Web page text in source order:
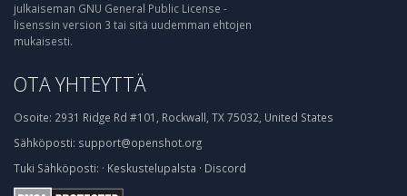
julkaiseman GNU General Public License -
lisenssin version 3 tai sitä uudemman ehtojen
mukaisesti.
OTA YHTEYTTÄ
Osoite: 2931 Ridge Rd #101, Rockwall, TX 75032, United States
Sähköposti: support@openshot.org
Tuki Sähköposti: · Keskustelupalsta · Discord